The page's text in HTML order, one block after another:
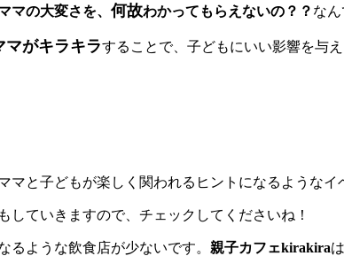
マの大変さを、 何故わかってもらえないの？？ なん
マがキラキラすることで、子どもにいい影響を与
マと子どもが楽しく関われるヒントになるようなイ
ていきますので、チェックしてくださいね！
るような飲食店が少ないです。 親子カフェkirakira